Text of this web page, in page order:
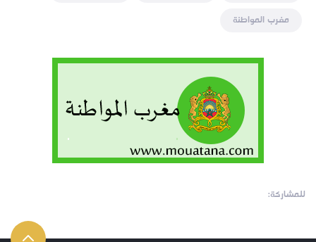
مغرب المواطنة
للمشاركة: